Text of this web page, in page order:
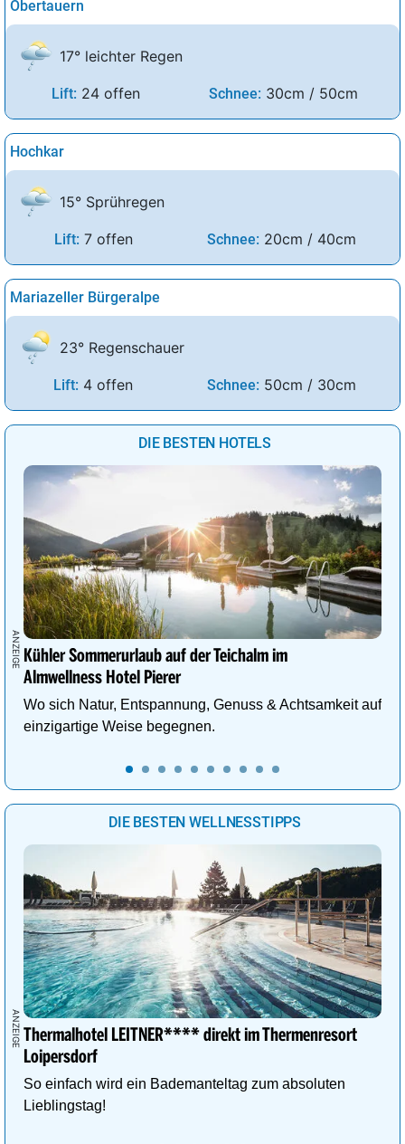
Obertauern
17° leichter Regen
Lift: 24 offen Schnee: 30cm / 50cm
Hochkar
15° Sprühregen
Lift: 7 offen Schnee: 20cm / 40cm
Mariazeller Bürgeralpe
23° Regenschauer
Lift: 4 offen Schnee: 50cm / 30cm
DIE BESTEN HOTELS
Kühler Sommerurlaub auf der Teichalm im
Almwellness Hotel Pierer
Wo sich Natur, Entspannung, Genuss & Achtsamkeit auf
einzigartige Weise begegnen.
DIE BESTEN WELLNESSTIPPS
Thermalhotel LEITNER**** direkt im Thermenresort
Loipersdorf
So einfach wird ein Bademanteltag zum absoluten
Lieblingstag!